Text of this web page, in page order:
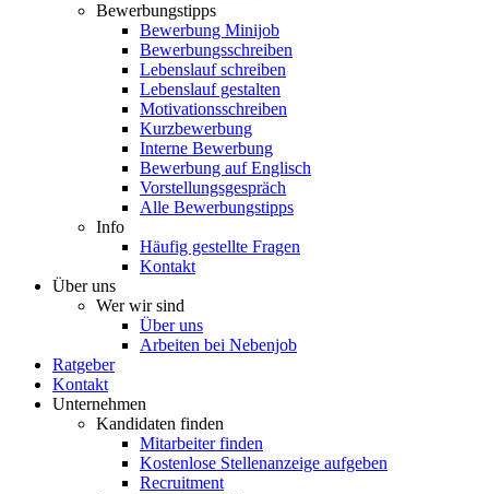
Bewerbungstipps
Bewerbung Minijob
Bewerbungsschreiben
Lebenslauf schreiben
Lebenslauf gestalten
Motivationsschreiben
Kurzbewerbung
Interne Bewerbung
Bewerbung auf Englisch
Vorstellungsgespräch
Alle Bewerbungstipps
Info
Häufig gestellte Fragen
Kontakt
Über uns
Wer wir sind
Über uns
Arbeiten bei Nebenjob
Ratgeber
Kontakt
Unternehmen
Kandidaten finden
Mitarbeiter finden
Kostenlose Stellenanzeige aufgeben
Recruitment